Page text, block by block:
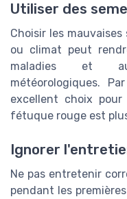
Utiliser des
Choisir les
ou climat peut
maladies et
météorologiques.
excellent choix
fétuque rouge est
Ignorer
Ne pas entretenir
pendant les